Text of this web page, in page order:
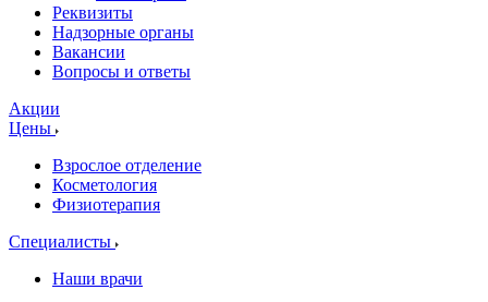
Реквизиты
Надзорные органы
Вакансии
Вопросы и ответы
Акции
Цены
Взрослое отделение
Косметология
Физиотерапия
Специалисты
Наши врачи